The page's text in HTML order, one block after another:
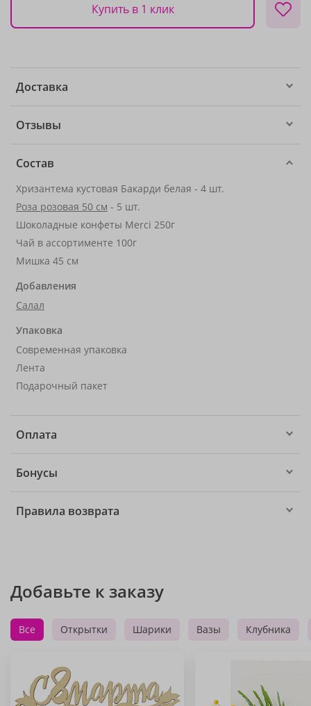
Купить в 1 клик
Доставка
Отзывы
Состав
Хризантема кустовая Бакарди белая - 4 шт.
Роза розовая 50 см - 5 шт.
Шоколадные конфеты Merci 250г
Чай в ассортименте 100г
Мишка 45 см
Добавления
Салал
Упаковка
Современная упаковка
Лента
Подарочный пакет
Оплата
Бонусы
Правила возврата
Добавьте к заказу
Все Открытки Шарики Вазы Клубника